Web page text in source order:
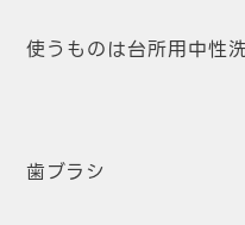
使うものは台所用中性
歯ブラシ